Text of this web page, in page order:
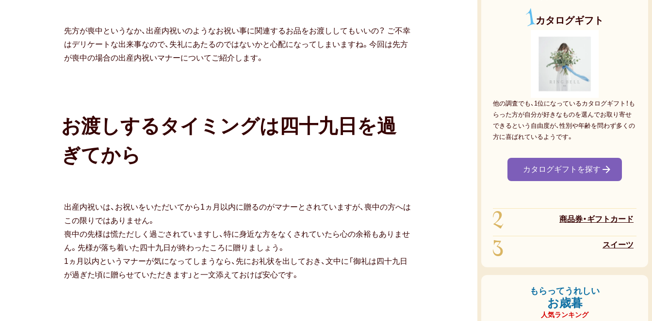
先方が喪中というなか、出産内祝いのようなお祝い事に関連するお品をお渡ししてもいいの？ ご不幸
はデリケートな出来事なので、失礼にあたるのではないかと心配になってしまいますね。今回は先方
が喪中の場合の出産内祝いマナーについてご紹介します。
お渡しするタイミングは四十九日を過
ぎてから
出産内祝いは、お祝いをいただいてから1ヵ月以内に贈るのがマナーとされていますが、喪中の方へは
この限りではありません。
喪中の先様は慌ただしく過ごされていますし、特に身近な方をなくされていたら心の余裕もありませ
ん。先様が落ち着いた四十九日が終わったころに贈りましょう。
1ヵ月以内というマナーが気になってしまうなら、先にお礼状を出しておき、文中に「御礼は四十九日
が過ぎた頃に贈らせていただきます」と一文添えておけば安心です。
1カタログギフト
他の調査でも、1位になっているカタログギフト！も
らった方が自分が好きなものを選んでお取り寄せ
できるという自由度が、性別や年齢を問わず多くの
方に喜ばれているようです。
カタログギフトを探す
2 商品券・ギフトカード
3 スイーツ
もらってうれしい
お歳暮
人気ランキング